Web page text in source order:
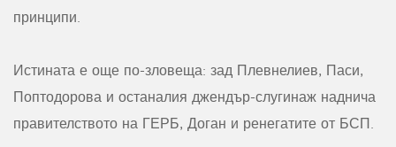
принципи.
Истината е още по-зловеща: зад Плевнелиев, Паси,
Поптодорова и останалия джендър-слугинаж наднича
правителството на ГЕРБ, Доган и ренегатите от БСП.